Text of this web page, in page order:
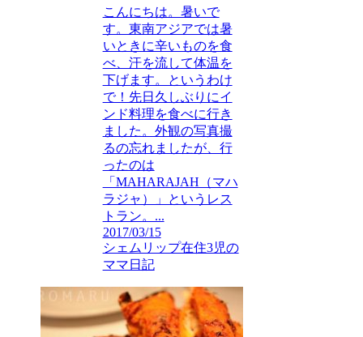
こんにちは。暑いで
す。東南アジアでは暑
いときに辛いものを食
べ、汗を流して体温を
下げます。というわけ
で！先日久しぶりにイ
ンド料理を食べに行き
ました。外観の写真撮
るの忘れましたが、行
ったのは
「MAHARAJAH（マハ
ラジャ）」というレス
トラン。...
2017/03/15
シェムリップ在住3児の
ママ日記